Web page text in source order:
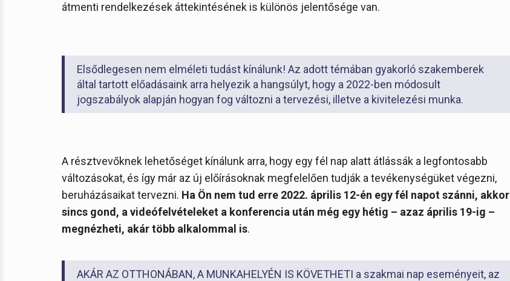
átmenti rendelkezések áttekintésének is különös jelentősége van.
Elsődlegesen nem elméleti tudást kínálunk! Az adott témában gyakorló szakemberek
által tartott előadásaink arra helyezik a hangsúlyt, hogy a 2022-ben módosult
jogszabályok alapján hogyan fog változni a tervezési, illetve a kivitelezési munka.
A résztvevőknek lehetőséget kínálunk arra, hogy egy fél nap alatt átlássák a legfontosabb
változásokat, és így már az új előírásoknak megfelelően tudják a tevékenységüket végezni,
beruházásaikat tervezni. Ha Ön nem tud erre 2022. április 12-én egy fél napot szánni, akkor
sincs gond, a videófelvételeket a konferencia után még egy hétig – azaz április 19-ig –
megnézheti, akár több alkalommal is.
AKÁR AZ OTTHONÁBAN, A MUNKAHELYÉN IS KÖVETHETI a szakmai nap eseményeit, az